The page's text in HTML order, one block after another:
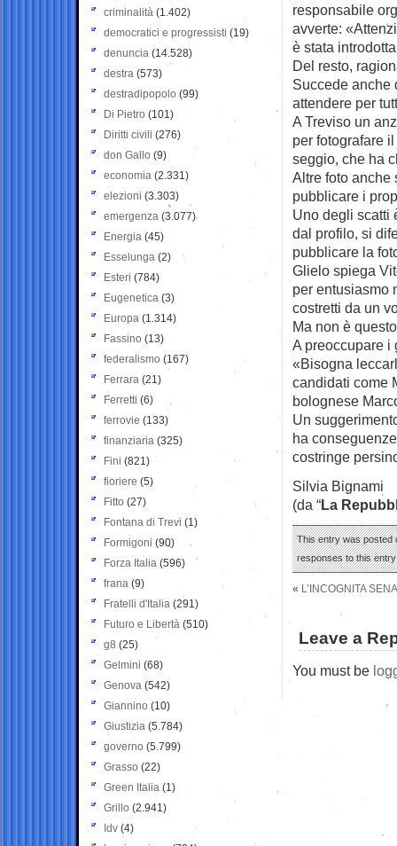
responsabile
avverte:
è stata
Del resto,
Succede anche
attendere per
A Treviso un
per fotografare
seggio, che ha
Altre foto anche
pubblicare i
Uno degli scatti
dal profilo, si
pubblicare la
Glielo spiega
per entusiasmo
costretti da un
Ma non è
A preoccupare i
«Bisogna
candidati come
bolognese
Un
ha
costringe
Silvia Bignami
(da “La
This entry was posted
responses to this
« L’INCOGNITA
Leave a
You must be
criminalità (1.402)
democratici e progressisti (19)
denuncia (14.528)
destra (573)
destradipopolo (99)
Di Pietro (101)
Diritti civili (276)
don Gallo (9)
economia (2.331)
elezioni (3.303)
emergenza (3.077)
Energia (45)
Esselunga (2)
Esteri (784)
Eugenetica (3)
Europa (1.314)
Fassino (13)
federalismo (167)
Ferrara (21)
Ferretti (6)
ferrovie (133)
finanziaria (325)
Fini (821)
fioriere (5)
Fitto (27)
Fontana di Trevi (1)
Formigoni (90)
Forza Italia (596)
frana (9)
Fratelli d'Italia (291)
Futuro e Libertà (510)
g8 (25)
Gelmini (68)
Genova (542)
Giannino (10)
Giustizia (5.784)
governo (5.799)
Grasso (22)
Green Italia (1)
Grillo (2.941)
Idv (4)